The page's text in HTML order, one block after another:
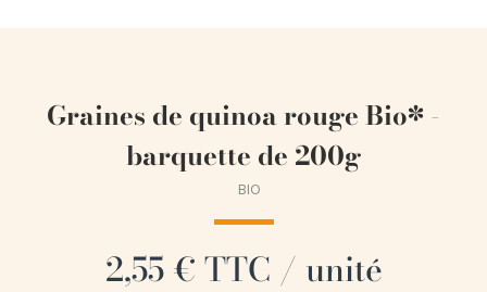
Graines de quinoa rouge Bio* -
barquette de 200g
BIO
2,55 € TTC / unité